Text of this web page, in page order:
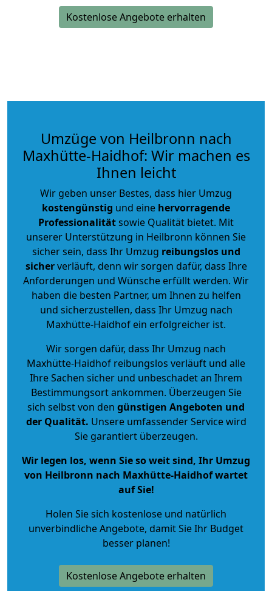
Kostenlose Angebote erhalten
Umzüge von Heilbronn nach
Maxhütte-Haidhof: Wir machen es
Ihnen leicht
Wir geben unser Bestes, dass hier Umzug
kostengünstig und eine hervorragende
Professionalitätsowie Qualität bietet. Mit
unserer Unterstützung in Heilbronn können Sie
sicher sein, dass Ihr Umzug reibungslos und
sicherverläuft, denn wir sorgen dafür, dass Ihre
Anforderungen und Wünsche erfüllt werden. Wir
haben die besten Partner, um Ihnen zu helfen
und sicherzustellen, dass Ihr Umzug nach
Maxhütte-Haidhof ein erfolgreicher ist.
Wir sorgen dafür, dass Ihr Umzug nach
Maxhütte-Haidhof reibungslos verläuft und alle
Ihre Sachen sicher und unbeschadet an Ihrem
Bestimmungsort ankommen. Überzeugen Sie
sich selbst von den günstigen Angeboten und
der Qualität. Unsere umfassender Service wird
Sie garantiert überzeugen.
Wir legen los, wenn Sie so weit sind, Ihr Umzug
von Heilbronn nach Maxhütte-Haidhof wartet
auf Sie!
Holen Sie sich kostenlose und natürlich
unverbindliche Angebote, damit Sie Ihr Budget
besser planen!
Kostenlose Angebote erhalten